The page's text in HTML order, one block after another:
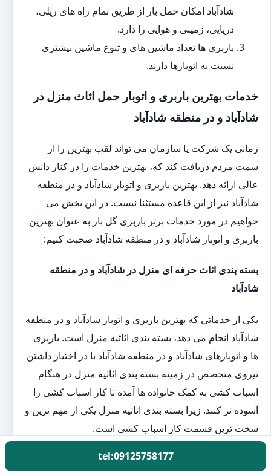
شادآباد امکان حمل بار از طریق تمام راه های ریلی،
دریایی، زمینی و هوایی را دارد.
باربری ها تعداد ماشین های و تنوع ماشین بیشتری
نسبت به اتوبارها دارند.
خدمات بهترین باربری و اتوبار حمل اثاث منزل در
شادآباد و در منطقه شادآباد
زمانی یک شرکت یا سازمان می تواند لقب بهترین را از
سمت مردم دریافت کند که، بهترین خدمات را در کنار دانش
عالی ارائه دهد. بهترین باربری و اتوبار شادآباد و در منطقه
شادآباد نیز از این قاعده مستثنا نیست. در این بخش می
خواهیم در مورد خدمات برتر باربری گل بار به عنوان بهترین
باربری و اتوبار شادآباد و در منطقه شادآباد صحبت کنیم:
بسته بندی اثاث حرفه ای منزل در شادآباد و در منطقه
شادآباد
یکی از خدماتی که بهترین باربری و اتوبار شادآباد و در منطقه
شادآباد انجام می دهد، بسته بندی اثاثیه منزل است. باربری
ها و اتوبارهای شادآباد و در منطقه شادآباد با در اختیار داشتن
نیروی متخصص در زمینه بسته بندی اثاثیه منزل در هنگام
اسباب کشی به کمک خانواده ها آمده تا کار اسباب کشی را
آسوده تر کنند. زیرا بسته بندی اثاثیه منزل یکی از مهم ترین و
سخت ترین قسمت کار اسباب کشی است.
اتوبار حمل اثاث منزل در شادآباد و در منطقه شادآباد
tel:09125758177